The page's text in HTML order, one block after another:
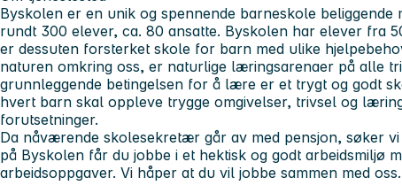
Byskolen er en unik og spennende barneskole beliggende
rundt 300 elever, ca. 80 ansatte. Byskolen har elever fra
er dessuten forsterket skole for barn med ulike
naturen omkring oss, er naturlige læringsarenaer på alle
grunnleggende betingelsen for å lære er et trygt og godt
hvert barn skal oppleve trygge omgivelser, trivsel og
forutsetninger.
Da nåværende skolesekretær går av med pensjon, søker
på Byskolen får du jobbe i et hektisk og godt arbeidsmiljø
arbeidsoppgaver. Vi håper at du vil jobbe sammen med oss.